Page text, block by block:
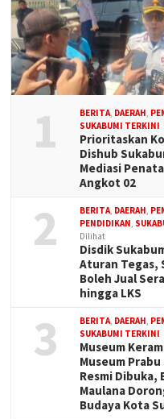
1 BERITA, DAERAH,
SUKABUMI TERKINI
Prioritaskan
Dishub
Mediasi
Angkot 02
2 BERITA, DAERAH,
PENDIDIKAN,
Dilihat
Disdik
Aturan Tegas,
Boleh Jual
hingga LKS
3 BERITA, DAERAH,
SUKABUMI TERKINI
Museum
Museum
Resmi Dibuka,
Maulana
Budaya Kota